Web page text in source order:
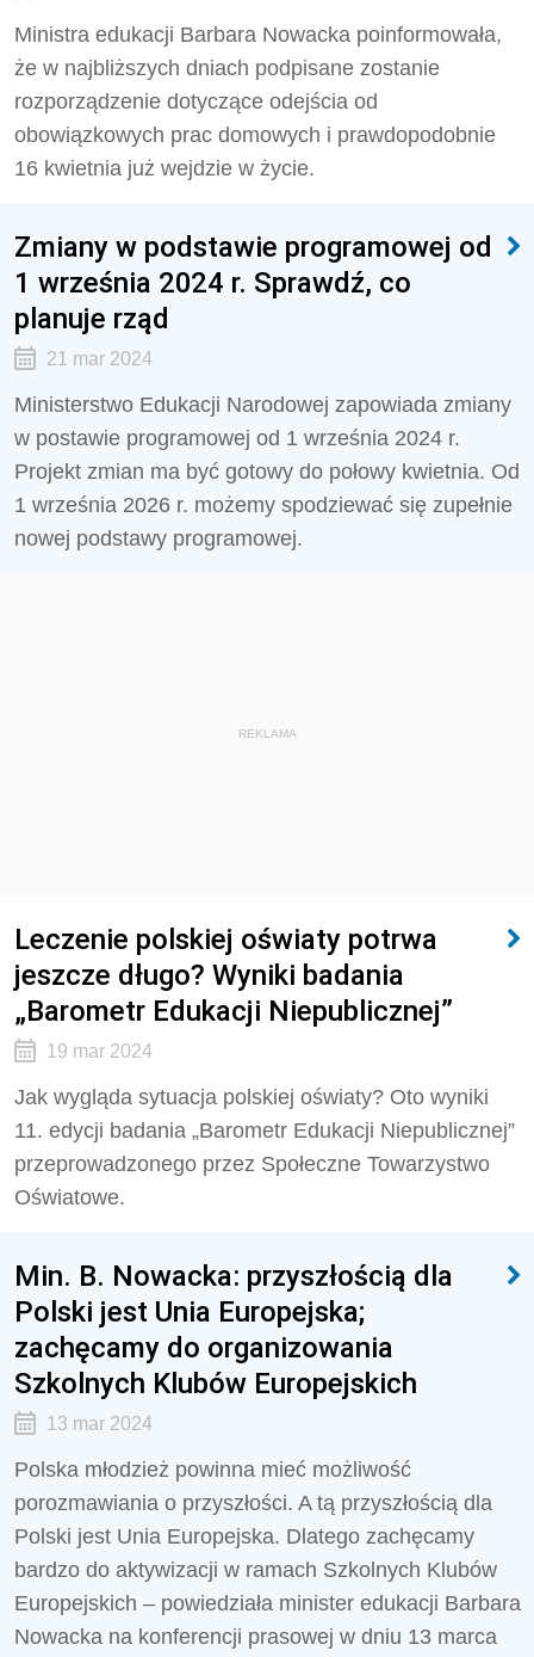
Ministra edukacji Barbara Nowacka poinformowała,
że w najbliższych dniach podpisane zostanie
rozporządzenie dotyczące odejścia od
obowiązkowych prac domowych i prawdopodobnie
16 kwietnia już wejdzie w życie.
Zmiany w podstawie programowej od
1 września 2024 r. Sprawdź, co
planuje rząd
21 mar 2024
Ministerstwo Edukacji Narodowej zapowiada zmiany
w postawie programowej od 1 września 2024 r.
Projekt zmian ma być gotowy do połowy kwietnia. Od
1 września 2026 r. możemy spodziewać się zupełnie
nowej podstawy programowej.
REKLAMA
Leczenie polskiej oświaty potrwa
jeszcze długo? Wyniki badania
„Barometr Edukacji Niepublicznej”
19 mar 2024
Jak wygląda sytuacja polskiej oświaty? Oto wyniki
11. edycji badania „Barometr Edukacji Niepublicznej”
przeprowadzonego przez Społeczne Towarzystwo
Oświatowe.
Min. B. Nowacka: przyszłością dla
Polski jest Unia Europejska;
zachęcamy do organizowania
Szkolnych Klubów Europejskich
13 mar 2024
Polska młodzież powinna mieć możliwość
porozmawiania o przyszłości. A tą przyszłością dla
Polski jest Unia Europejska. Dlatego zachęcamy
bardzo do aktywizacji w ramach Szkolnych Klubów
Europejskich – powiedziała minister edukacji Barbara
Nowacka na konferencji prasowej w dniu 13 marca